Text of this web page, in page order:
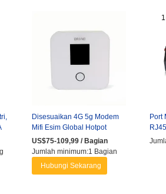
Disesuaikan 4G 5g Modem
Mifi Esim Global Hotpot
Jaringan Nirkabel dengan ...
US$75-109,99 / Bagian
Jumlah minimum:1 Bagian
Hubungi Sekarang
Port